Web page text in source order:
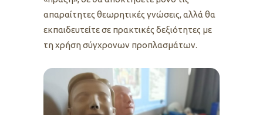
απαραίτητες θεωρητικές γνώσεις, αλλά θα
εκπαιδευτείτε σε πρακτικές δεξιότητες με
τη χρήση σύγχρονων προπλασμάτων.